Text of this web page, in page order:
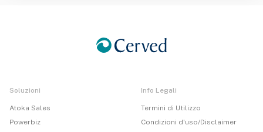
Soluzioni
Atoka Sales
Powerbiz
Info Legali
Termini di Utilizzo
Condizioni d'uso/Disclaimer